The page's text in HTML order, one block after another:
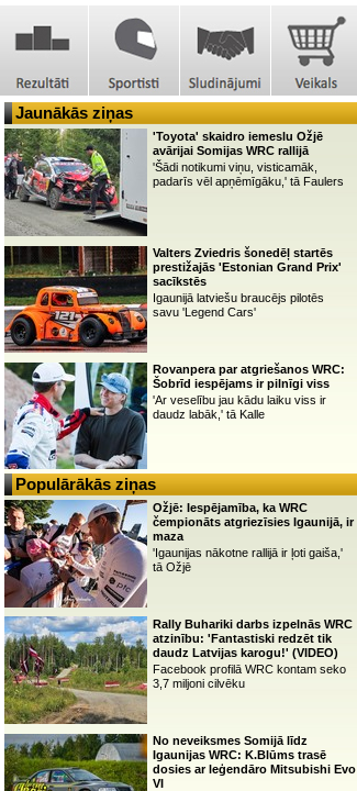
Jaunākās ziņas
'Toyota' skaidro iemeslu Ožjē
avārijai Somijas WRC rallijā
'Šādi notikumi viņu, visticamāk,
padarīs vēl apņēmīgāku,' tā Faulers
Valters Zviedris šonedēļ startēs
prestižajās 'Estonian Grand Prix'
sacīkstēs
Igaunijā latviešu braucējs pilotēs
savu 'Legend Cars'
Rovanpera par atgriešanos WRC:
Šobrīd iespējams ir pilnīgi viss
'Ar veselību jau kādu laiku viss ir
daudz labāk,' tā Kalle
Populārākās ziņas
Ožjē: Iespējamība, ka WRC
čempionāts atgriezīsies Igaunijā, ir
maza
'Igaunijas nākotne rallijā ir ļoti gaiša,'
tā Ožjē
Rally Buhariki darbs izpelnās WRC
atzinību: 'Fantastiski redzēt tik
daudz Latvijas karogu!' (VIDEO)
Facebook profilā WRC kontam seko
3,7 miljoni cilvēku
No neveiksmes Somijā līdz
Igaunijas WRC: K.Blūms trasē
dosies ar leģendāro Mitsubishi Evo
VI